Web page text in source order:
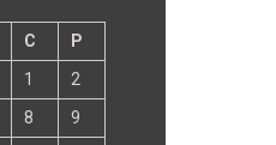
C
P
1
2
8
9